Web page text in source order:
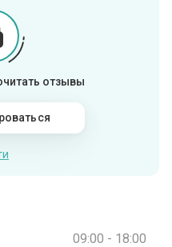
отзывы
09:00 - 18:00